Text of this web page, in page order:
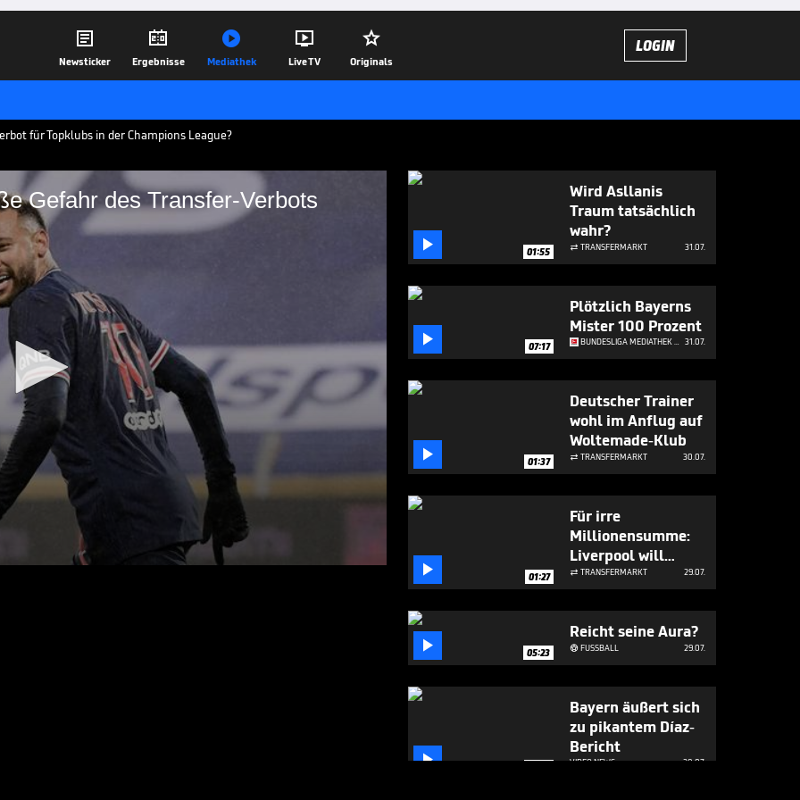

Newsticker

Ergebnisse

Mediathek

Live TV

Originals
LOGIN
für Topklubs in der Champions League?
Gefahr des Transfer-Verbots
große Gefahr des
für europäische Topklubs nach.
fatal auf das Fußballgeschäft
 01:55
Wird Asllanis
Traum tatsächlich
wahr?
 TRANSFERMARKT 31.07.
 07:17
Plötzlich Bayerns
Mister 100 Prozent
BUNDESLIGA MEDIATHEK HIGHLIGHTS 31.07.
 01:37
Deutscher Trainer
wohl im Anflug auf
Woltemade-Klub
 TRANSFERMARKT 30.07.
 01:27
Für irre
Millionensumme:
Liverpool will
Bayern-Flirt
 TRANSFERMARKT 29.07.
 05:23
Reicht seine Aura?
 FUSSBALL 29.07.

Bayern äußert sich
zu pikantem Díaz-
Bericht
VIDEO NEWS 28.07.